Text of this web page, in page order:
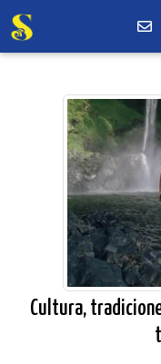
Cultura,